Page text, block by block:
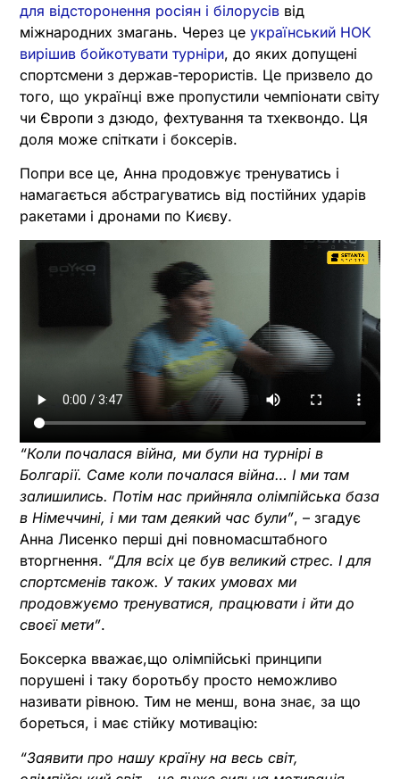
для відсторонення росіян і білорусів від
міжнародних змагань. Через це український НОК
вирішив бойкотувати турніри, до яких допущені
спортсмени з держав-терористів. Це призвело до
того, що українці вже пропустили чемпіонати світу
чи Європи з дзюдо, фехтування та тхеквондо. Ця
доля може спіткати і боксерів.
Попри все це, Анна продовжує тренуватись і
намагається абстрагуватись від постійних ударів
ракетами і дронами по Києву.
“Коли почалася війна, ми були на турнірі в
Болгарії. Саме коли почалася війна… І ми там
залишились. Потім нас прийняла олімпійська база
в Німеччині, і ми там деякий час були”, – згадує
Анна Лисенко перші дні повномасштабного
вторгнення. “Для всіх це був великий стрес. І для
спортсменів також. У таких умовах ми
продовжуємо тренуватися, працювати і йти до
своєї мети”.
Боксерка вважає,що олімпійські принципи
порушені і таку боротьбу просто неможливо
називати рівною. Тим не менш, вона знає, за що
бореться, і має стійку мотивацію:
“Заявити про нашу країну на весь світ,